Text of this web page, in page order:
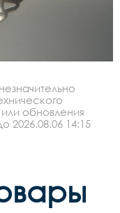
обновления
2026.08.06 14:15